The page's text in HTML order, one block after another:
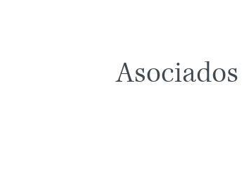
Asociados